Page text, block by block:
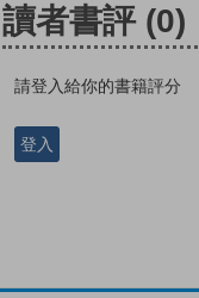
讀者書評 (0)
請登入給你的書籍評分
登入